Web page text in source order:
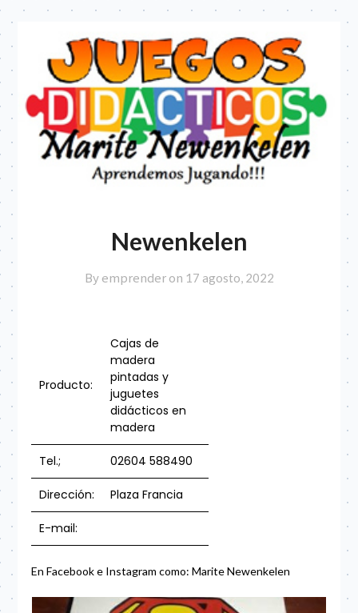
Newenkelen
By emprender on 17 agosto, 2022
Producto:
Cajas de
madera
pintadas y
juguetes
didácticos en
madera
Tel.; 02604 588490
Dirección: Plaza Francia
E-mail:
En Facebook e Instagram como: Marite Newenkelen